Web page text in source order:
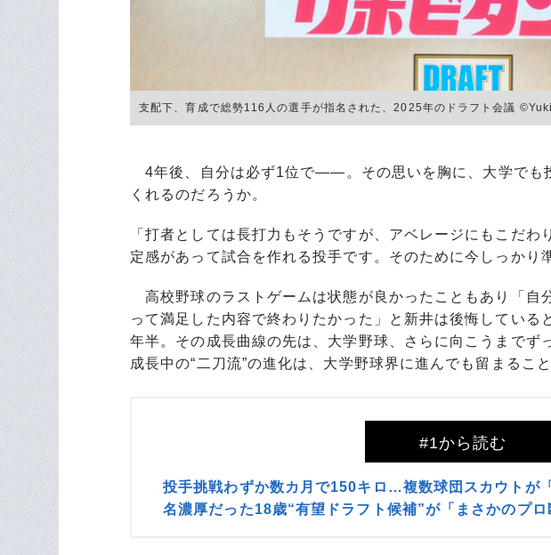
支配下、育成で総勢116人の選手が指名された、2025年のドラフト会議
4年後、自分は必ず1位で――。その思いを胸に、大学でも
くれるのだろうか。
「打者としては長打力もそうですが、アベレージにもこだ
定感があって試合を作れる投手です。そのために今しっかり
高校野球のラストゲームは状態が良かったこともあり「自
って満足した内容で終わりたかった」と新井は後悔している
年半。その成長曲線の先は、大学野球、さらに向こうまでず
成長中の“二刀流”の進化は、大学野球界に進んでも留まるこ
#1から読む
投手挑戦わずか数カ月で150キロ…複数球団スカウトが
名濃厚だった18歳“有望ドラフト候補”が「まさかのプ